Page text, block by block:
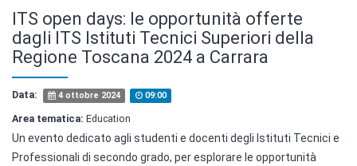
ITS open days: le opportunità offerte
dagli ITS Istituti Tecnici Superiori della
Regione Toscana 2024 a Carrara
Data: 4 ottobre 2024 09:00
Area tematica: Education
Un evento dedicato agli studenti e docenti degli Istituti Tecnici e
Professionali di secondo grado, per esplorare le opportunità